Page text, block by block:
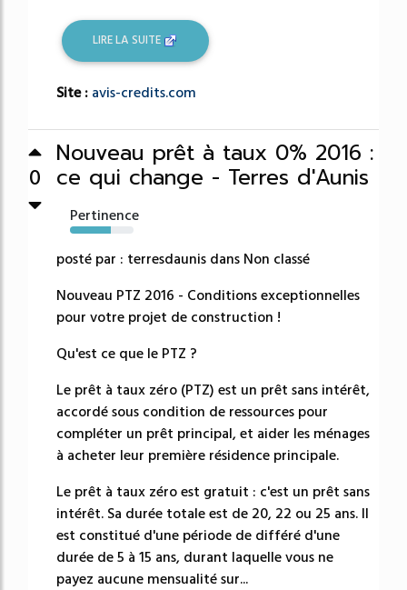
LIRE LA SUITE
Site : avis-credits.com
0
Nouveau prêt à taux 0% 2016 :
ce qui change - Terres d'Aunis
Pertinence
64%
posté par : terresdaunis dans Non classé
Nouveau PTZ 2016 - Conditions exceptionnelles
pour votre projet de construction !
Qu'est ce que le PTZ ?
Le prêt à taux zéro (PTZ) est un prêt sans intérêt,
accordé sous condition de ressources pour
compléter un prêt principal, et aider les ménages
à acheter leur première résidence principale.
Le prêt à taux zéro est gratuit : c'est un prêt sans
intérêt. Sa durée totale est de 20, 22 ou 25 ans. Il
est constitué d'une période de différé d'une
durée de 5 à 15 ans, durant laquelle vous ne
payez aucune mensualité sur...